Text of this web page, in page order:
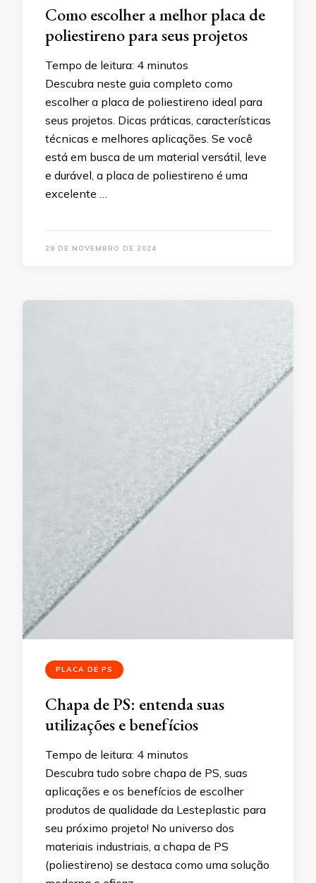
Como escolher a melhor placa de
poliestireno para seus projetos
Tempo de leitura: 4 minutos
Descubra neste guia completo como
escolher a placa de poliestireno ideal para
seus projetos. Dicas práticas, características
técnicas e melhores aplicações. Se você
está em busca de um material versátil, leve
e durável, a placa de poliestireno é uma
excelente …
28 DE NOVEMBRO DE 2024
PLACA DE PS
Chapa de PS: entenda suas
utilizações e benefícios
Tempo de leitura: 4 minutos
Descubra tudo sobre chapa de PS, suas
aplicações e os benefícios de escolher
produtos de qualidade da Lesteplastic para
seu próximo projeto! No universo dos
materiais industriais, a chapa de PS
(poliestireno) se destaca como uma solução